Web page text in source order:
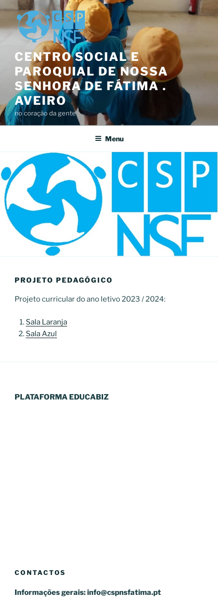
Saltar
o
conteúdo
CENTRO SOCIAL E
PAROQUIAL DE NOSSA
SENHORA DE FÁTIMA .
AVEIRO
no coração da gente
Menu
PROJETO PEDAGÓGICO
Projeto curricular do ano letivo 2023 / 2024:
Sala Laranja
Sala Azul
PLATAFORMA EDUCABIZ
CONTACTOS
Informações gerais:info@cspnsfatima.pt